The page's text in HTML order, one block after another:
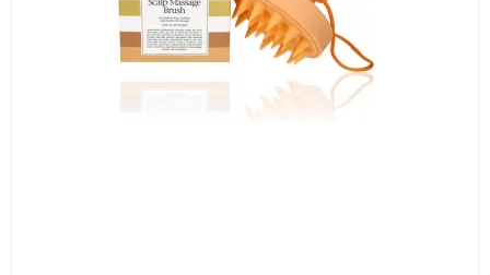
189,00 DKK